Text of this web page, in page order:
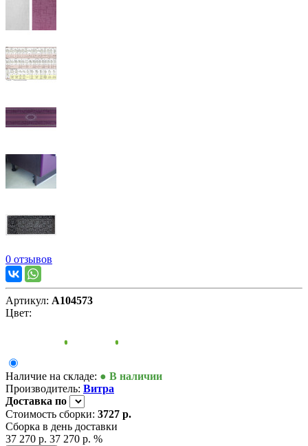
0 отзывов
Артикул: А104573
Цвет:
Наличие на складе: ● В наличии
Производитель: Витра
Доставка по
Стоимость сборки: 3727 р.
Сборка в день доставки
37 270 р. 37 270 р. %